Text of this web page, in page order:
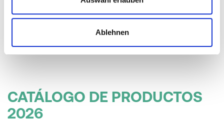
Ablehnen
CATÁLOGO DE PRODUCTOS
2026